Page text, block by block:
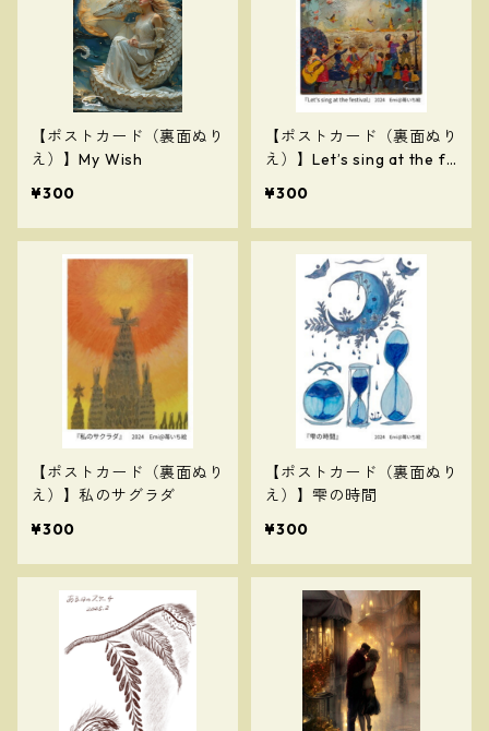
【ポストカード（裏面ぬり
え）】My Wish
¥300
【ポストカード（裏面ぬり
え）】Let’s sing at the fe
¥300
【ポストカード（裏面ぬり
え）】私のサグラダ
¥300
【ポストカード（裏面ぬり
え）】雫の時間
¥300